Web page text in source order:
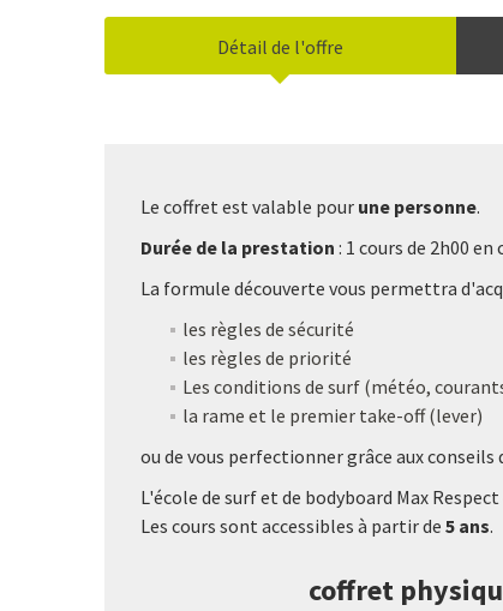
Détail de l'offre
Le coffret est valable pour une personne.
Durée de la prestation : 1 cours de 2h00
La formule découverte vous permettra
les règles de sécurité
les règles de priorité
Les conditions de surf (météo,
la rame et le premier take-off (lever)
ou de vous perfectionner grâce aux
L'école de surf et de bodyboard Max
Les cours sont accessibles à partir de 5 ans.
coffret